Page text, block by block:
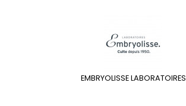
EMBRYOLISSE LABORATOIRES